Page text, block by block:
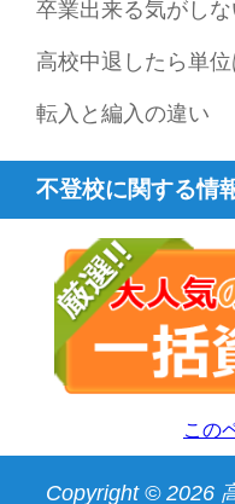
卒業出来る気がし
高校中退したら単
転入と編入の違い
不登校に関する情
この
Copyright © 2026